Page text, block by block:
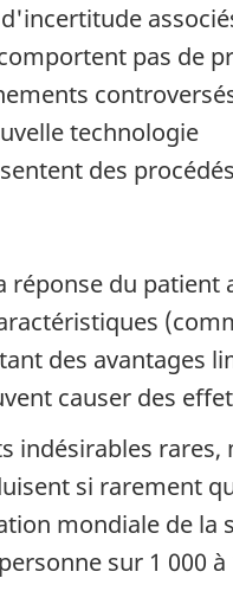
pas de
technologie
des
réponse du
des avantages
causer des
indésirables
si rarement
mondiale de
sur 1 000